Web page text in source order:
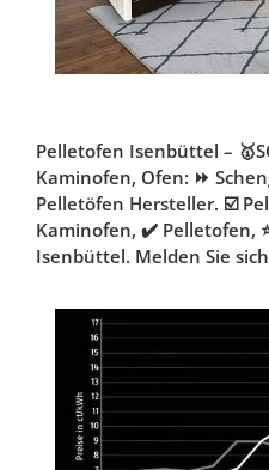
Pelletofen Isenbüttel –
Kaminofen, Ofen: ⏩
Pelletöfen Hersteller. ☑️
Kaminofen, ✔️ Pelletofen,
Isenbüttel. Melden Sie